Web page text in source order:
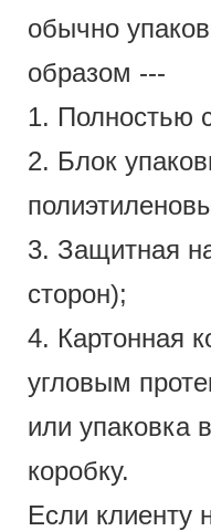
обычно
образом ---
1. Полностью
2. Блок
3. Защитная
сторон);
4. Картонная
угловым
или упаковка
коробку.
Если клиенту